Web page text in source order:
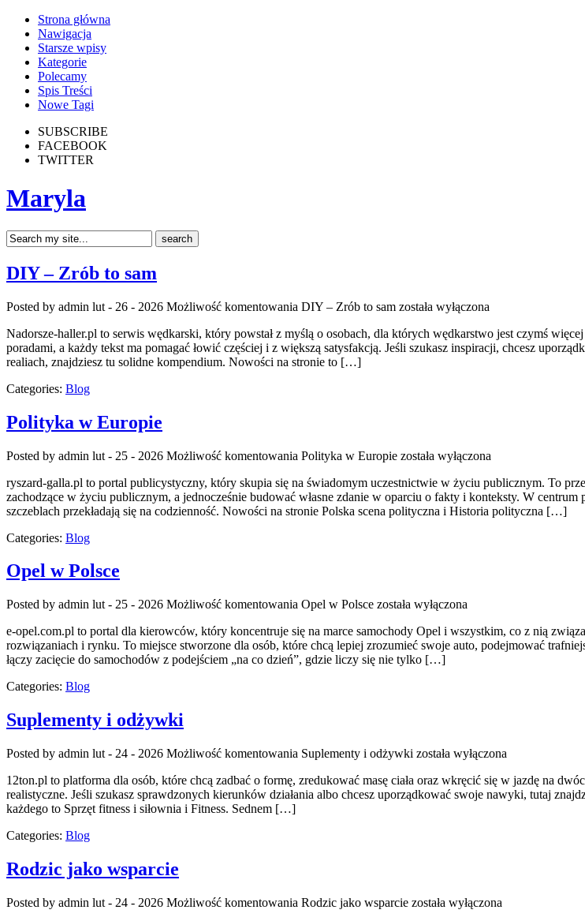
Strona główna
Nawigacja
Starsze wpisy
Kategorie
Polecamy
Spis Treści
Nowe Tagi
SUBSCRIBE
FACEBOOK
TWITTER
Maryla
DIY – Zrób to sam
Posted by admin lut - 26 - 2026 Możliwość komentowania DIY – Zrób to sam została wyłączona
Nadorsze-haller.pl to serwis wędkarski, który powstał z myślą o osobach, dla których wędkarstwo jest czymś
poradami, a każdy tekst ma pomagać łowić częściej i z większą satysfakcją. Jeśli szukasz inspiracji, chcesz
realiach, znajdziesz tu solidne kompendium. Nowości na stronie to […]
Categories: Blog
Polityka w Europie
Posted by admin lut - 25 - 2026 Możliwość komentowania Polityka w Europie została wyłączona
ryszard-galla.pl to portal publicystyczny, który skupia się na świadomym uczestnictwie w życiu publicznym. To
zachodzące w życiu publicznym, a jednocześnie budować własne zdanie w oparciu o fakty i konteksty. W
szczeblach przekładają się na codzienność. Nowości na stronie Polska scena polityczna i Historia polityczna […]
Categories: Blog
Opel w Polsce
Posted by admin lut - 25 - 2026 Możliwość komentowania Opel w Polsce została wyłączona
e-opel.com.pl to portal dla kierowców, który koncentruje się na marce samochody Opel i wszystkim, co z nią
rozwiązaniach i rynku. To miejsce stworzone dla osób, które chcą lepiej zrozumieć swoje auto, podejmować
łączy zacięcie do samochodów z podejściem „na co dzień”, gdzie liczy się nie tylko […]
Categories: Blog
Suplementy i odżywki
Posted by admin lut - 24 - 2026 Możliwość komentowania Suplementy i odżywki została wyłączona
12ton.pl to platforma dla osób, które chcą zadbać o formę, zredukować masę ciała oraz wkręcić się w jazdę na
realistyczne. Jeśli szukasz sprawdzonych kierunków działania albo chcesz uporządkować swoje nawyki, tutaj
każdego to Sprzęt fitness i siłownia i Fitness. Sednem […]
Categories: Blog
Rodzic jako wsparcie
Posted by admin lut - 24 - 2026 Możliwość komentowania Rodzic jako wsparcie została wyłączona